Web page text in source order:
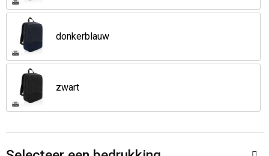
Jassen
Been- en voetbescherming
Overalls
Schorten en Sloven
Gilets
Reistassen
Koffers en Trolleys
Sporttassen
Boodschappentassen
Schoudertassen
donkerblauw
zwart